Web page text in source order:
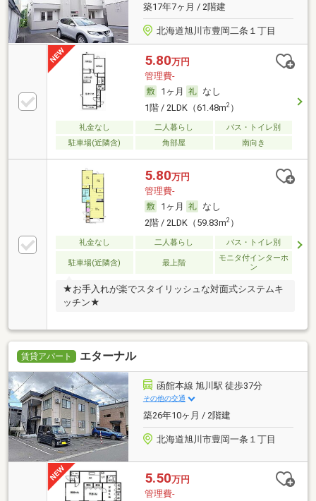
築17年7ヶ月 / 2階建
北海道旭川市豊岡二条１丁目
5.80万円
管理費-
1ヶ月
なし
1階 / 2LDK（61.48m2）
礼金なし 二人暮らし
バス・トイレ別
駐車場(近隣含)
角部屋 南向き
5.80万円
管理費-
1ヶ月
なし
2階 / 2LDK（59.83m2）
礼金なし 二人暮らし バス・トイレ別
駐車場(近隣含) 最上階
モニタ付インターホ
ン
★お手入れが楽でスタイリッシュな対面式システムキ
ッチン★
賃貸アパート エターナル
函館本線 旭川駅 徒歩37分
その他の交通
築26年10ヶ月 / 2階建
北海道旭川市豊岡一条１丁目
5.50万円
管理費-